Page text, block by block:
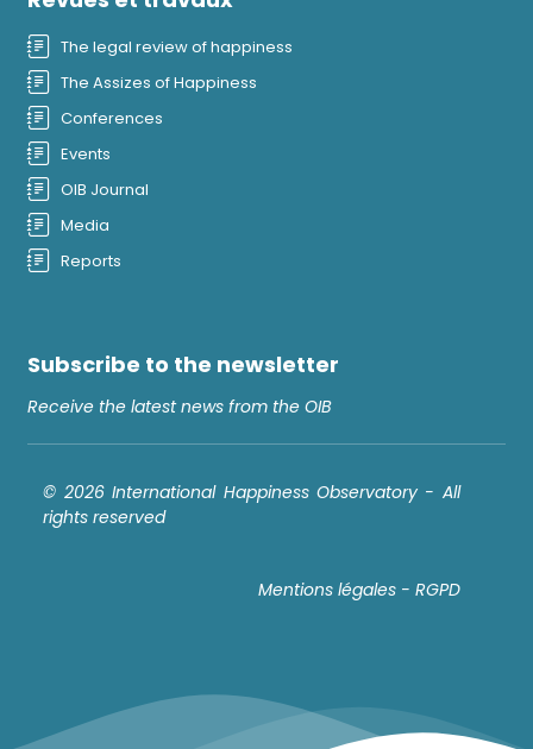
The legal review of happiness
The Assizes of Happiness
Conferences
Events
OIB Journal
Media
Reports
Subscribe to the newsletter
Receive the latest news from the OIB
© 2026 International Happiness Observatory - All
rights reserved
Mentions légales - RGPD